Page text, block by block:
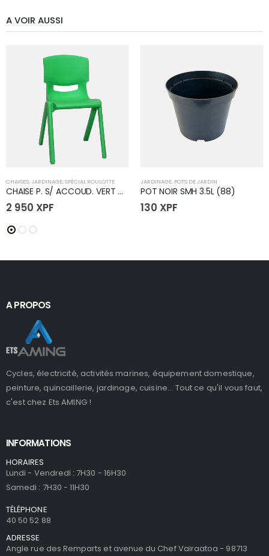
A VOIR AUSSI
CHAISES, JARDINAGE, SPÉCIAL ROULOTTE
CHAISE P. S/ ACCOUD. VERT CLAIR
2 950 XPF
JARDINAGE, POTS DE JARDIN
POT NOIR SMH 3.5L (88)
130 XPF
A PROPOS
Cycles, électricité, activités marines, équipement domestique,
peinture, quincaillerie, jardinage, cuisine... Tout ce qu'il vous faut,
c'est chez Ets AMING !
INFORMATIONS
HORAIRES
Lundi - Vendredi : 7H30 - 16H30
Samedi : 7H30 - 11H30
TÉLÉPHONE
40 50 52 88
ADRESSE
Angle rue des Remparts et avenue du Chef Vairaatoa - 98713